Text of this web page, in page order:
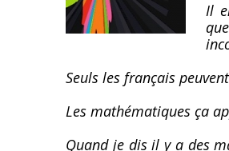
Il
Seuls les français
Les mathématiques ça
Quand je dis il y a des